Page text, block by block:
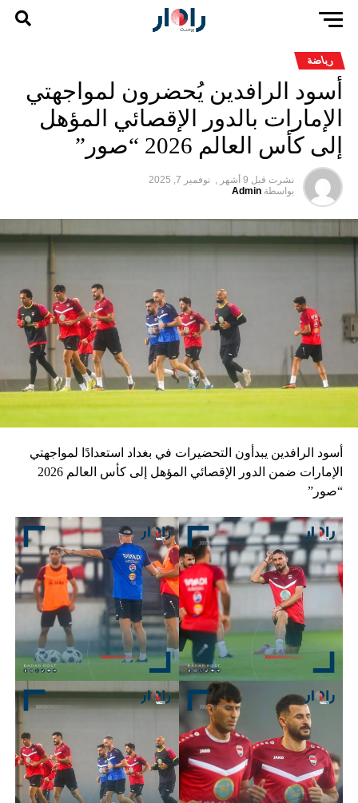
رياضة
أسود الرافدين يُحضرون لمواجهتي
الإمارات بالدور الإقصائي المؤهل
إلى كأس العالم 2026 “صور”
نشرت قبل 9 أشهر ,
نوفمبر 7, 2025
بواسطة Admin
أسود الرافدين يبدأون التحضيرات في بغداد استعدادًا لمواجهتي
الإمارات ضمن الدور الإقصائي المؤهل إلى كأس العالم 2026
“صور”